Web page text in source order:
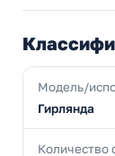
Модель/
Гирлянда
Количество